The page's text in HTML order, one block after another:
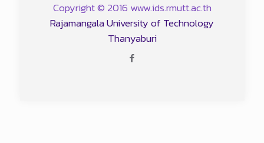
Copyright © 2016 www.ids.rmutt.ac.th
Rajamangala University of Technology
Thanyaburi